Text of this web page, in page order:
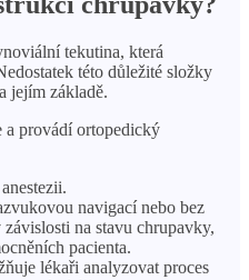
tekutina, která
této důležité složky
jejím základě.
a provádí ortopedický
navigací nebo bez
na stavu chrupavky,
pacienta.
lékaři analyzovat proces